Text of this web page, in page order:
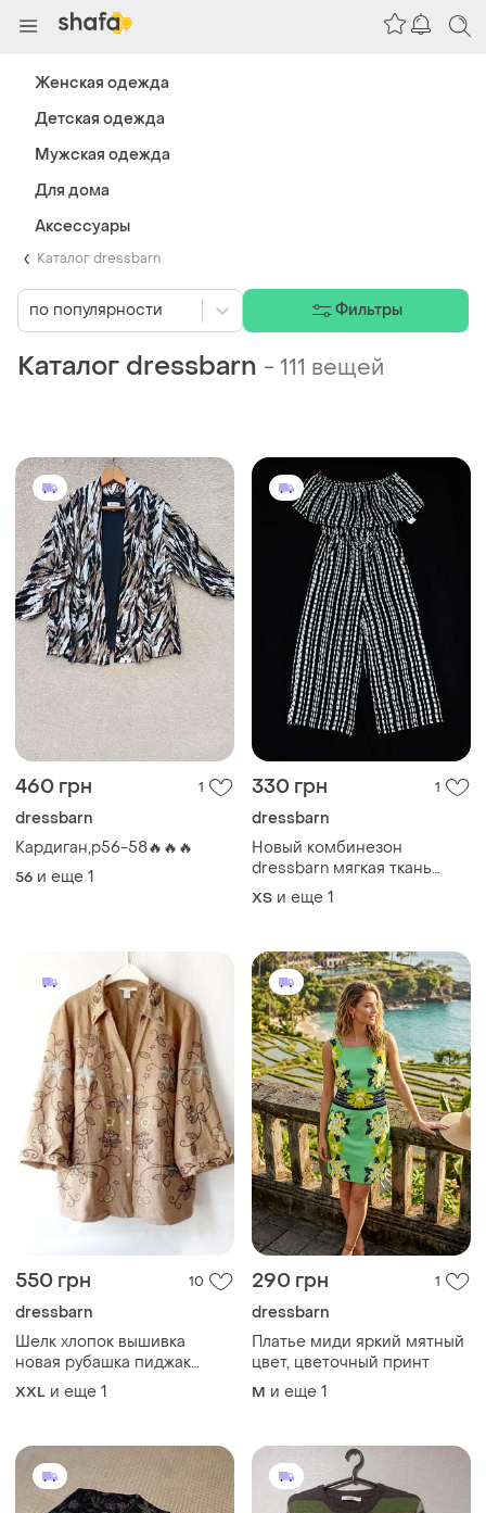
Каталог dressbarn
Каталог dressbarn -111 вещей
460 грн 1
dressbarn
Кардиган,р56-58🔥🔥🔥
56 и еще 1
330 грн 1
dressbarn
Новый комбинезон
dressbarn мягкая ткань
креп-жатка полиэстер
р.xs\s
ХS и еще 1
550 грн 10
dressbarn
Шелк хлопок вышивка
новая рубашка пиджак
dressbarn
XXL и еще 1
290 грн 1
dressbarn
Платье миди яркий мятный
цвет, цветочный принт
M и еще 1
по популярности Фильтры
Женская одежда
Детская одежда
Мужская одежда
Для дома
Аксессуары